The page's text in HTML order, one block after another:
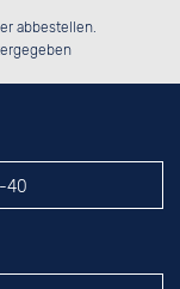
die Zahl in
Feld ein.
abbestellen.
40